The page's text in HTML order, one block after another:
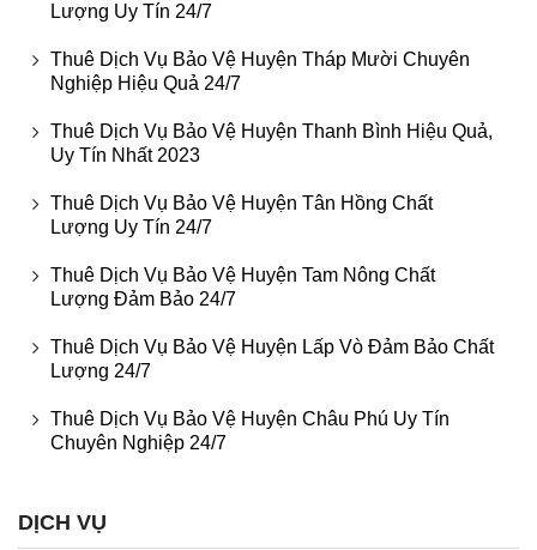
Lượng Uy Tín 24/7
Thuê Dịch Vụ Bảo Vệ Huyện Tháp Mười Chuyên
Nghiệp Hiệu Quả 24/7
Thuê Dịch Vụ Bảo Vệ Huyện Thanh Bình Hiệu Quả,
Uy Tín Nhất 2023
Thuê Dịch Vụ Bảo Vệ Huyện Tân Hồng Chất
Lượng Uy Tín 24/7
Thuê Dịch Vụ Bảo Vệ Huyện Tam Nông Chất
Lượng Đảm Bảo 24/7
Thuê Dịch Vụ Bảo Vệ Huyện Lấp Vò Đảm Bảo Chất
Lượng 24/7
Thuê Dịch Vụ Bảo Vệ Huyện Châu Phú Uy Tín
Chuyên Nghiệp 24/7
DỊCH VỤ